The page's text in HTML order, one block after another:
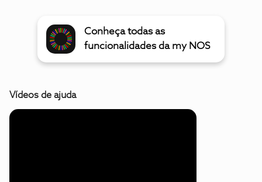
Conheça todas as
funcionalidades da my NOS
Vídeos de ajuda